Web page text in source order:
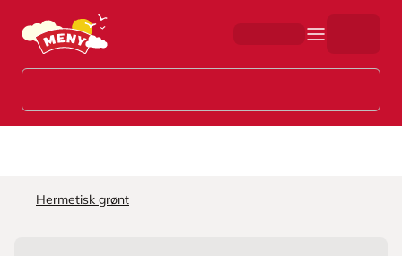
Hopp til hovedinnhold
Hermetisk grønt